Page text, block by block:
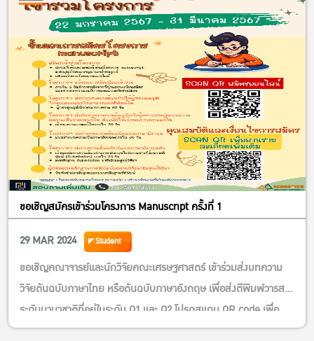
ขอเชิญสมัครเข้าร่วมโครงการ Manuscript ครั้งที่ 1
29 MAR 2024
Student
ขอเชิญคณาจารย์และนักวิจัยคณะเศรษฐศาสตร์ เข้าร่วมส่งบทความ
วิจัยต้นฉบับภาษาไทย หรือต้นฉบับภาษาอังกฤษ เพื่อส่งตีพิมพ์วารสาร
ระดับนานาชาติที่อยู่ในระดับ Q1 และ Q2 โปรดสแกน QR code เพื่อ
อ่านรายละเอียดโครงการตามโปสเตอร์ดังแนบ